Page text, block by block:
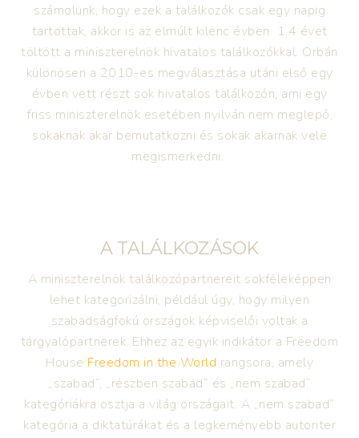
számolunk, hogy ezek a találkozók csak egy napig
tartottak, akkor is az elmúlt kilenc évben 1,4 évet
töltött a miniszterelnök hivatalos találkozókkal. Orbán
különösen a 2010-es megválasztása utáni első egy
évben vett részt sok hivatalos találkozón, ami egy
friss miniszterelnök esetében nyilván nem meglepő,
sokaknak akar bemutatkozni és sokak akarnak vele
megismerkedni.
A TALÁLKOZÁSOK
A miniszterelnök találkozópartnereit sokféleképpen
lehet kategorizálni, például úgy, hogy milyen
szabadságfokú országok képviselői voltak a
tárgyalópartnerek. Ehhez az egyik indikátor a Freedom
House Freedom in the World rangsora, amely
„szabad”, „részben szabad” és „nem szabad”
kategóriákra osztja a világ országait. A „nem szabad”
kategória a diktatúrákat és a legkeményebb autoriter